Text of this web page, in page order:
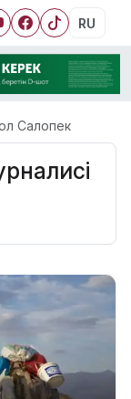
RU
Салопек